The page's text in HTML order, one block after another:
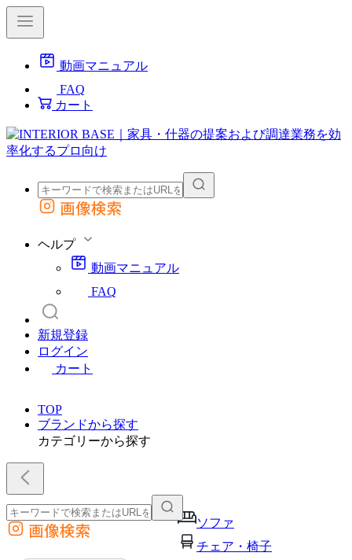
動画マニュアル
FAQ
カート
外部サイトの商品をカートに追加
画像検索
ヘルプ
動画マニュアル
FAQ
新規登録
ログイン
カート
TOP
ブランドから探す
カテゴリーから探す
ソファ
チェア・椅子
外部サイトの商品をカートに追加
他のサイトで見つけた商品ページのURLを貼り付けて、カートに追加できます
画像検索